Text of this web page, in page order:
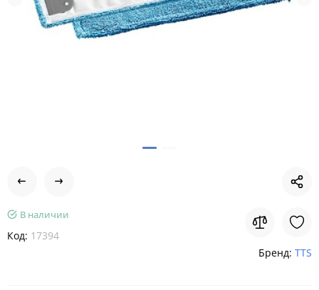
В наличии
Код: 17394
Бренд: TTS